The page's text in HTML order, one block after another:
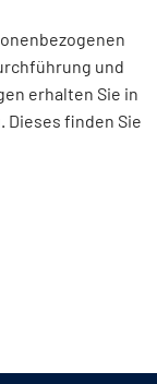
und
erhalten Sie in
Dieses finden Sie